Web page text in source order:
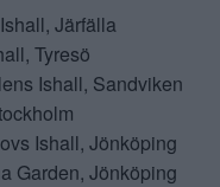
Järfälla
Tyresö
Ishall, Sandviken
Ishall, Jönköping
Garden, Jönköping